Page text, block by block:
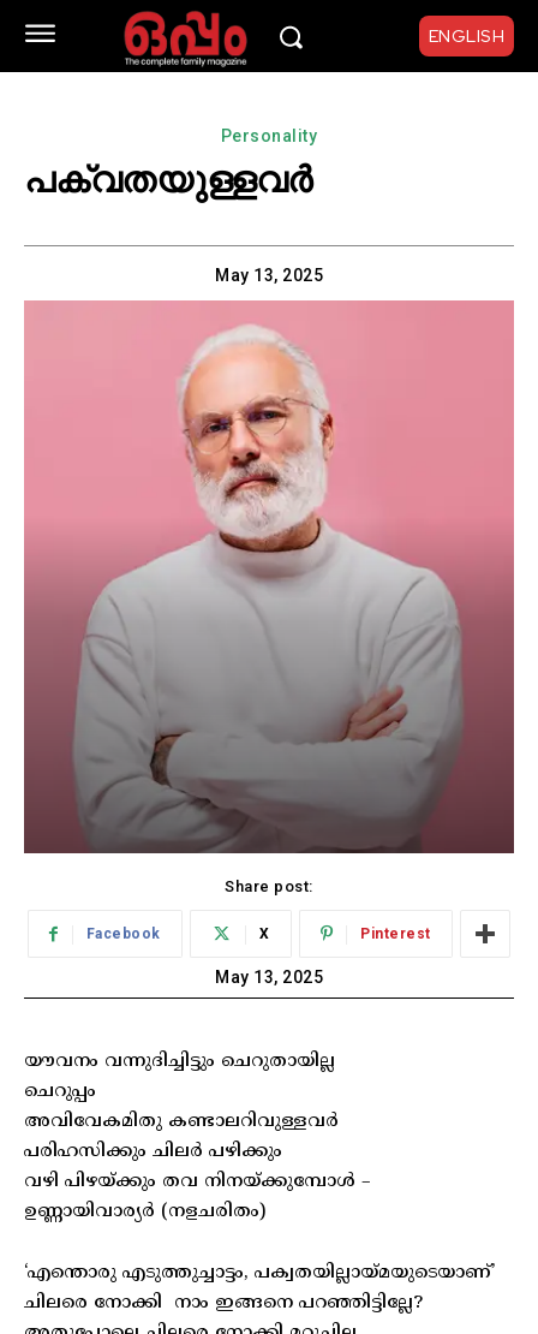
ENGLISH
Personality
പക്വതയുള്ളവർ
May 13, 2025
Share post:
Facebook X Pinterest
May 13, 2025
യൗവനം വന്നുദിച്ചിട്ടും ചെറുതായില്ല
ചെറുപ്പം
അവിവേകമിതു കണ്ടാലറിവുള്ളവർ
പരിഹസിക്കും ചിലർ പഴിക്കും
വഴി പിഴയ്ക്കും തവ നിനയ്ക്കുമ്പോൾ –
ഉണ്ണായിവാര്യർ (നളചരിതം)
‘എന്തൊരു എടുത്തുച്ചാട്ടം, പക്വതയില്ലായ്മയുടെയാണ്’
ചിലരെ നോക്കി നാം ഇങ്ങനെ പറഞ്ഞിട്ടില്ലേ?